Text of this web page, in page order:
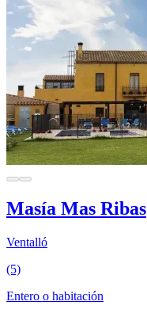
Masía Mas Ribas
Ventalló
(5)
Entero o habitación